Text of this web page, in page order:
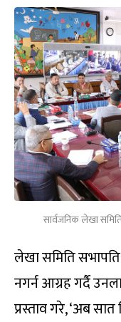
सार्वजनिक लेखा
लेखा समिति
नगर्न आग्रह गर्दै
प्रस्ताव गरे, ‘अब सात